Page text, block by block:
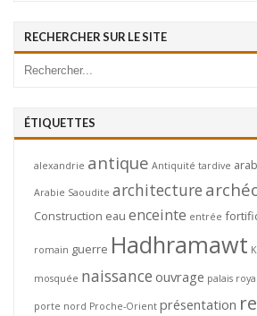
RECHERCHER SUR LE SITE
ÉTIQUETTES
alexandrie antique Antiquité tardive
Arabie Saoudite architecture
Construction eau enceinte entrée
romain guerre Hadhramawt
mosquée naissance ouvrage palais royal
porte nord Proche-Orient présentation